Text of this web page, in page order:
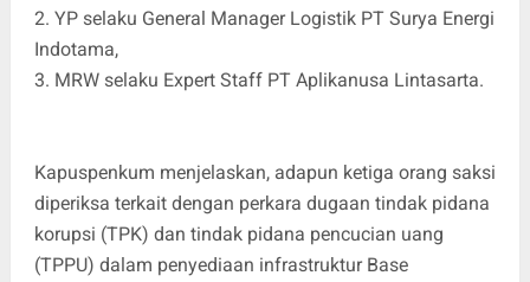
2. YP selaku General Manager Logistik PT Surya Energi
Indotama,
3. MRW selaku Expert Staff PT Aplikanusa Lintasarta.
Kapuspenkum menjelaskan, adapun ketiga orang saksi
diperiksa terkait dengan perkara dugaan tindak pidana
korupsi (TPK) dan tindak pidana pencucian uang
(TPPU) dalam penyediaan infrastruktur Base